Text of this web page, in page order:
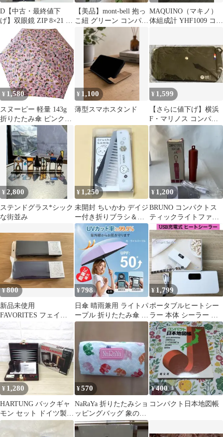
D【中古・最終値下
げ】双眼鏡 ZIP 8×21 ケ
ース付き 122m/1000m
ライブ スポーツ観戦 コ
ンサート
【美品】mont-bell 抱っ
こ紐 グリーン コンパク
MAQUINO（マキノ）
体組成計 YHF1009 コン
¥ 1,580
スヌーピー 軽量 143g
折りたたみ傘 ピンク♡
ペットボトルサイズ
¥ 1,100
薄型スマホスタンド
¥ 1,599
【さらに値下げ】横浜
F・マリノス コンパク
トショルダーバッグ
¥2,800
ステンドグラス*シック
な街並み
¥ 1,250
未開封 ちいかわ デイジ
ー付き折りブラシ＆コ
ーム（うさぎ）
¥ 1,200
BRUNO コンパクトス
ティックライトファン
扇風機 ライト モバイル
バッテリー
¥800
新品未使用
FAVORITES フェイバ
¥798
日傘 晴雨兼用 ライトパ
ープル 折りたたみ傘 軽
量 カバー付き ミニ UV
¥ 1,799
ポータブルヒートシー
ラー 本体 シーラー 予
熱不要 お菓子保存 密閉
保存 食品
¥ 1,280
HARTUNG バックギャ
モン セット ドイツ製
木目調 折りたたみ レト
¥570
NaRaYa 折りたたみショ
ッピングバッグ 象のプ
リント エコバッグ
白
¥400
コンパクト日本地図帳